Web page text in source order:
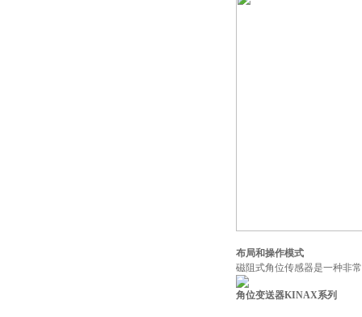
布局和操作模式
磁阻式角位传感器是一种非
角位变送器KINAX系列